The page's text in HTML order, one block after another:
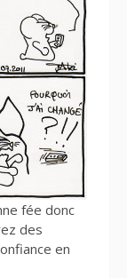
fée donc
des
en